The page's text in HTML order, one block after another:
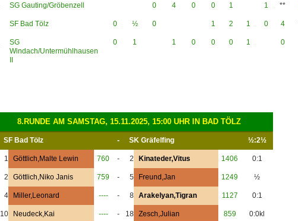
SG Gauting/Gröbenzell 0 4 0 0 1 1 **
SF Bad Tölz 0 ½ 0 1 2 1 0 4
SG
Windach/Untermühlhausen
II
0 1 1 0 0 0 1 0
8.RUNDE AM SAMSTAG, 15.11.2025, 15:00 UHR IN BAD TÖLZ
SF Bad Tölz - SK Gräfelfing ½:2½
1 Göttlich,Malte Lewin 760 - 2 Kinateder,Vitus 1406 0:1
2 Göttlich,Niko Janis 759 - 5 Freund,Jan 1249 ½
4 Miller,Leonard ---- - 8 Arakelyan,Tigran 1127 0:1
10 Neudeck,Kai ---- - 18 Zesch,Julian 859
0:0kl